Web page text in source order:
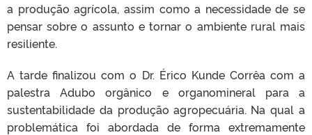
a produção agrícola, assim como a necessidade de se
pensar sobre o assunto e tornar o ambiente rural mais
resiliente.
A tarde finalizou com o Dr. Érico Kunde Corrêa com a
palestra Adubo orgânico e organomineral para a
sustentabilidade da produção agropecuária. Na qual a
problemática foi abordada de forma extremamente